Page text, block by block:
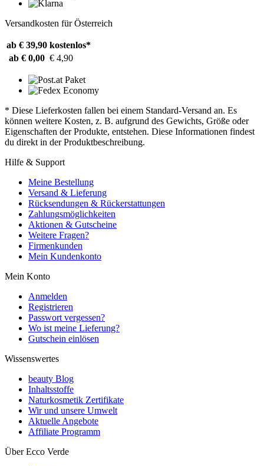
Versandkosten für Österreich
ab € 39,90 kostenlos*
ab € 0,00 € 4,90
* Diese Lieferkosten fallen bei einem Standard-Versand an. Es
können weitere Kosten, z. B. aufgrund des Gewichts, Größe oder
Eigenschaften der Produkte, entstehen. Diese Informationen findest
du direkt in der Produktbeschreibung.
Hilfe & Support
Meine Bestellung
Versand & Lieferung
Rücksendungen & Rückerstattungen
Zahlungsmöglichkeiten
Aktionen & Gutscheine
Weitere Fragen?
Firmenkunden
Mein Kundenkonto
Mein Konto
Anmelden
Registrieren
Passwort vergessen?
Wo ist meine Lieferung?
Gutschein einlösen
Wissenswertes
beauty Blog
Inhaltsstoffe
Naturkosmetik Zertifikate
Wir und unsere Umwelt
Aktuelle Angebote
Affiliate Programm
Über Ecco Verde